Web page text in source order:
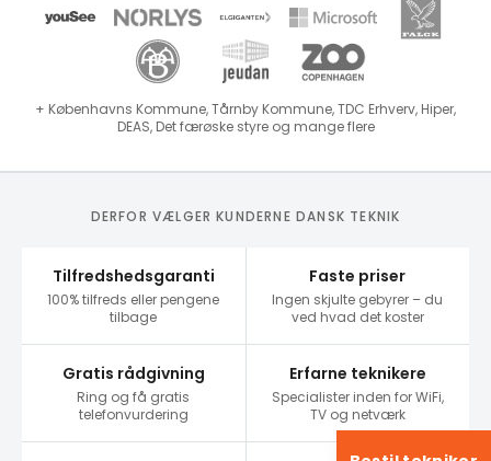
+ Københavns Kommune, Tårnby Kommune, TDC Erhverv, Hiper,
DEAS, Det færøske styre og mange flere
DERFOR VÆLGER KUNDERNE DANSK TEKNIK
Tilfredshedsgaranti
100% tilfreds eller pengene
tilbage
Faste priser
Ingen skjulte gebyrer – du
ved hvad det koster
Gratis rådgivning
Ring og få gratis
telefonvurdering
Erfarne teknikere
Specialister inden for WiFi,
TV og netværk